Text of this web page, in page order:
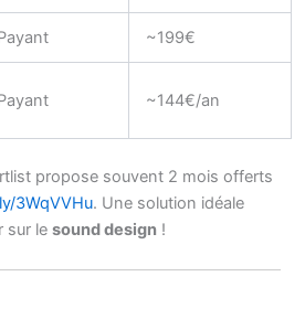
~199€
~144€/an
propose souvent 2 mois offerts
3WqVVHu. Une solution idéale
sur lesound design !